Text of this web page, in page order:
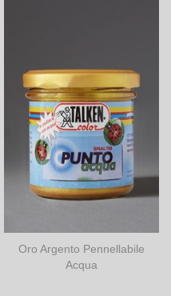
Oro Argento Pennellabile
Acqua